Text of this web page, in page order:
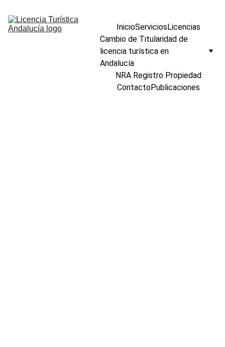
InicioServiciosLicencias
Cambio de Titularidad de
licencia turística en
Andalucía
NRA Registro Propiedad
ContactoPublicaciones